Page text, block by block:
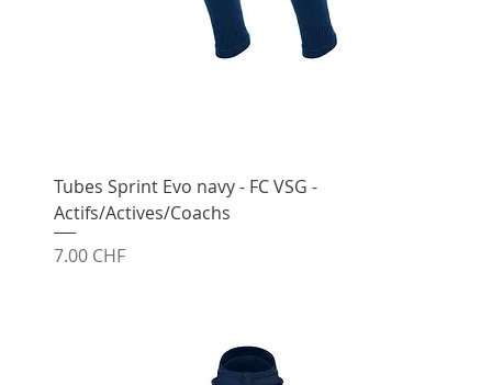
Tubes Sprint Evo navy - FC VSG -
Actifs/Actives/Coachs
Prix
7.00 CHF